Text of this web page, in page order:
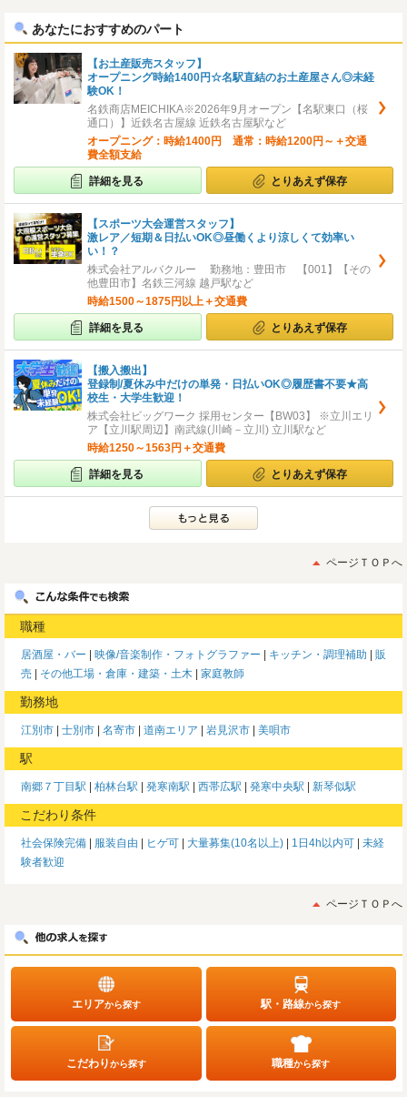
あなたにおすすめのパート
【お土産販売スタッフ】
オープニング時給1400円☆名駅直結のお土産屋さん◎未経
験OK！
名鉄商店MEICHIKA※2026年9月オープン【名駅東口（桜
通口）】近鉄名古屋線 近鉄名古屋駅など
オープニング：時給1400円 通常：時給1200円～＋交通
費全額支給
詳細を見る とりあえず保存
【スポーツ大会運営スタッフ】
激レア／短期＆日払いOK◎昼働くより涼しくて効率い
い！？
株式会社アルバクルー 勤務地：豊田市 【001】【その
他豊田市】名鉄三河線 越戸駅など
時給1500～1875円以上＋交通費
詳細を見る とりあえず保存
【搬入搬出】
登録制/夏休み中だけの単発・日払いOK◎履歴書不要★高
校生・大学生歓迎！
株式会社ビッグワーク 採用センター【BW03】 ※立川エリ
ア【立川駅周辺】南武線(川崎－立川) 立川駅など
時給1250～1563円＋交通費
詳細を見る とりあえず保存
ページＴＯＰへ
職種
居酒屋・バー 映像/音楽制作・フォトグラファー キッチン・調理補助
販
売
その他工場・倉庫・建築・土木 家庭教師
勤務地
江別市 士別市 名寄市 道南エリア 岩見沢市 美唄市
駅
南郷７丁目駅 柏林台駅 発寒南駅 西帯広駅 発寒中央駅 新琴似駅
こだわり条件
社会保険完備 服装自由 ヒゲ可 大量募集(10名以上) 1日4h以内可
未経
験者歓迎
ページＴＯＰへ
エリアから探す 駅・路線から探す
こだわりから探す 職種から探す